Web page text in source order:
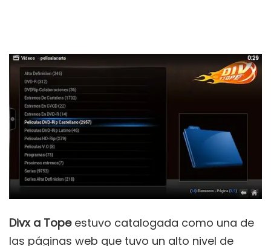
Divx a Topeestuvo catalogada como una de
las páginas web que tuvo un alto nivel de